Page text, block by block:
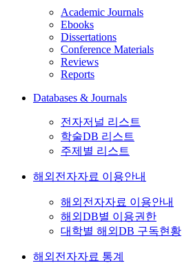
Academic Journals
Ebooks
Dissertations
Conference Materials
Reviews
Reports
Databases & Journals
전자저널 리스트
학술DB 리스트
주제별 리스트
해외전자자료 이용안내
해외전자자료 이용안내
해외DB별 이용권한
대학별 해외DB 구독현황
해외전자자료 통계